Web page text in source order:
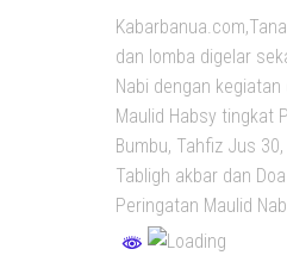
dan lomba digelar
Nabi dengan
Maulid Habsy tingkat
Bumbu, Tahfiz Jus
Tabligh akbar dan
Peringatan Maulid